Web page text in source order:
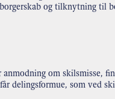
og tilknytning til
om skilsmisse,
delingsformue, som ved